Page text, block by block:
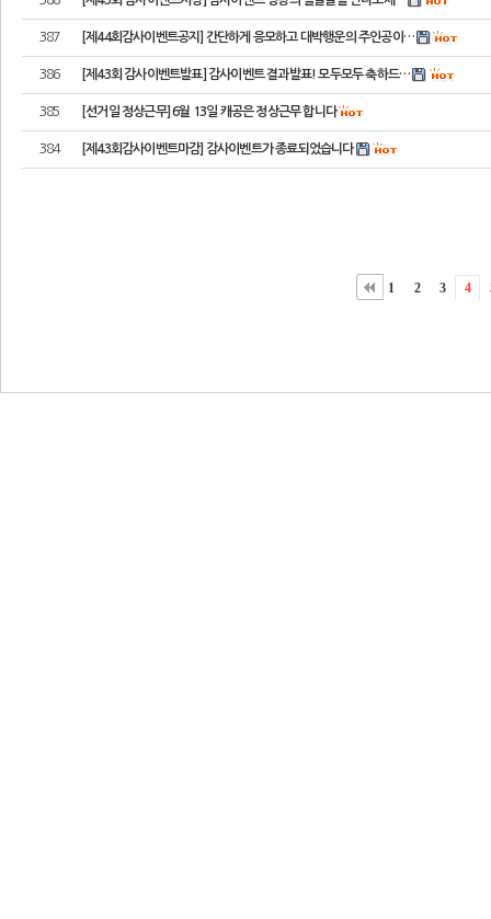
387 [제44회감사이벤트공지] 간단하게 응모하고 대박행운의 주인공이…
386 [제43회 감사이벤트발표] 감사이벤트 결과발표! 모두모두 축하드…
385 [선거일 정상근무] 6월 13일 캐공은 정상근무 합니다
384 [제43회감사이벤트마감] 감사이벤트가 종료되었습니다
1 2 3 4